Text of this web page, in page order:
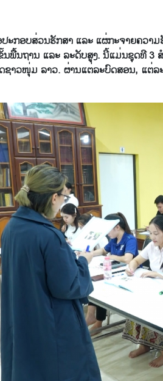
ປະ​ກອບ​ສ່ວນຮັກ​ສາ ແລະ ແຜ່​ກະ​ຈາຍ​ຄວາ
ນພື້ນຖານ ແລະ ລະ​ດັບ​ສູງ. ນີ້​ແມ່ນ​ຊຸດ​ທີ
າວ​ໜຸ່ມ​ ລາວ. ຜ່ານ​ແຕ່​ລະ​ບົດ​ສອນ, ແຕ່​ລ